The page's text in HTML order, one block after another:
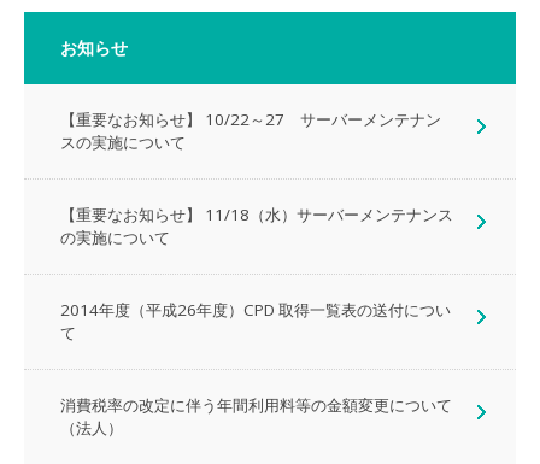
お知らせ
【重要なお知らせ】 10/22～27 サーバーメンテナン
スの実施について
【重要なお知らせ】 11/18（水）サーバーメンテナンス
の実施について
2014年度（平成26年度）CPD 取得一覧表の送付につい
て
消費税率の改定に伴う年間利用料等の金額変更について
（法人）